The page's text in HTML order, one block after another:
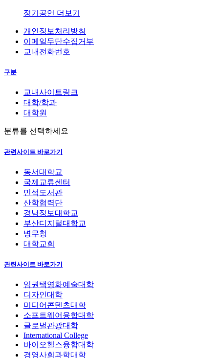
정기공연 더보기
개인정보처리방침
이메일무단수집거부
교내전화번호
구분
교내사이트링크
대학/학과
대학원
분류를 선택하세요
관련사이트 바로가기
동서대학교
국제교류센터
민석도서관
산학협력단
경남정보대학교
부산디지털대학교
병무청
대학교회
관련사이트 바로가기
임권택영화예술대학
디자인대학
미디어콘텐츠대학
소프트웨어융합대학
글로벌관광대학
International College
바이오헬스융합대학
경영사회과학대학